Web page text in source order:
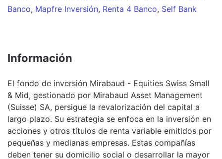
Banco, Mapfre Inversión, Renta 4 Banco, Self Bank
Información
El fondo de inversión Mirabaud - Equities Swiss Small
& Mid, gestionado por Mirabaud Asset Management
(Suisse) SA, persigue la revalorización del capital a
largo plazo. Su estrategia se enfoca en la inversión en
acciones y otros títulos de renta variable emitidos por
pequeñas y medianas empresas. Estas compañías
deben tener su domicilio social o desarrollar la mayor